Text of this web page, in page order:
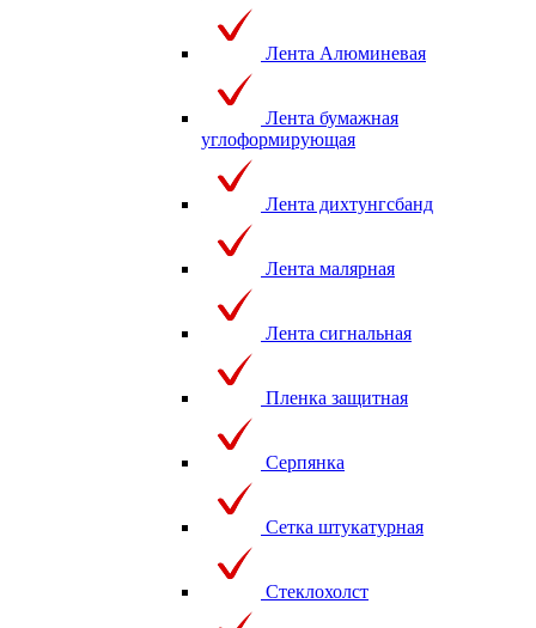
Лента Алюминевая
Лента бумажная
углоформирующая
Лента дихтунгсбанд
Лента малярная
Лента сигнальная
Пленка защитная
Серпянка
Сетка штукатурная
Стеклохолст